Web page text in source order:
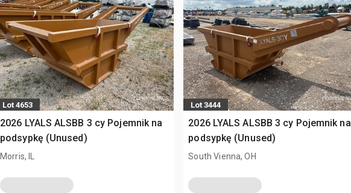
Lot 4653
2026 LYALS ALSBB 3 cy Pojemnik na
podsypkę (Unused)
Morris, IL
Lot 3444
2026 LYALS ALSBB 3 cy Pojemnik na
podsypkę (Unused)
South Vienna, OH